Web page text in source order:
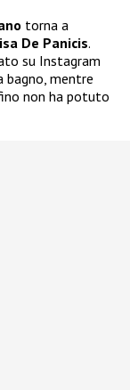
torna a
De Panicis.
su Instagram
bagno, mentre
non ha potuto